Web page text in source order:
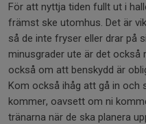
För att nyttja tiden fullt ut i
främst ske utomhus. Det är
så de inte fryser eller drar på
minusgrader ute är det också
också om att benskydd är
Kom också ihåg att gå in och
kommer, oavsett om ni
tränarna när de ska planera